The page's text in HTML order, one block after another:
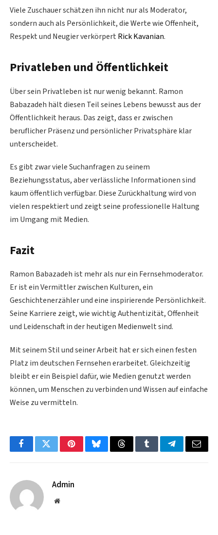
Viele Zuschauer schätzen ihn nicht nur als Moderator,
sondern auch als Persönlichkeit, die Werte wie Offenheit,
Respekt und Neugier verkörpert Rick Kavanian.
Privatleben und Öffentlichkeit
Über sein Privatleben ist nur wenig bekannt. Ramon
Babazadeh hält diesen Teil seines Lebens bewusst aus der
Öffentlichkeit heraus. Das zeigt, dass er zwischen
beruflicher Präsenz und persönlicher Privatsphäre klar
unterscheidet.
Es gibt zwar viele Suchanfragen zu seinem
Beziehungsstatus, aber verlässliche Informationen sind
kaum öffentlich verfügbar. Diese Zurückhaltung wird von
vielen respektiert und zeigt seine professionelle Haltung
im Umgang mit Medien.
Fazit
Ramon Babazadeh ist mehr als nur ein Fernsehmoderator.
Er ist ein Vermittler zwischen Kulturen, ein
Geschichtenerzähler und eine inspirierende Persönlichkeit.
Seine Karriere zeigt, wie wichtig Authentizität, Offenheit
und Leidenschaft in der heutigen Medienwelt sind.
Mit seinem Stil und seiner Arbeit hat er sich einen festen
Platz im deutschen Fernsehen erarbeitet. Gleichzeitig
bleibt er ein Beispiel dafür, wie Medien genutzt werden
können, um Menschen zu verbinden und Wissen auf einfache
Weise zu vermitteln.
FacebookTwitterPinterestBlueskyThreadsTumblrTelegramEmail
Admin
Website